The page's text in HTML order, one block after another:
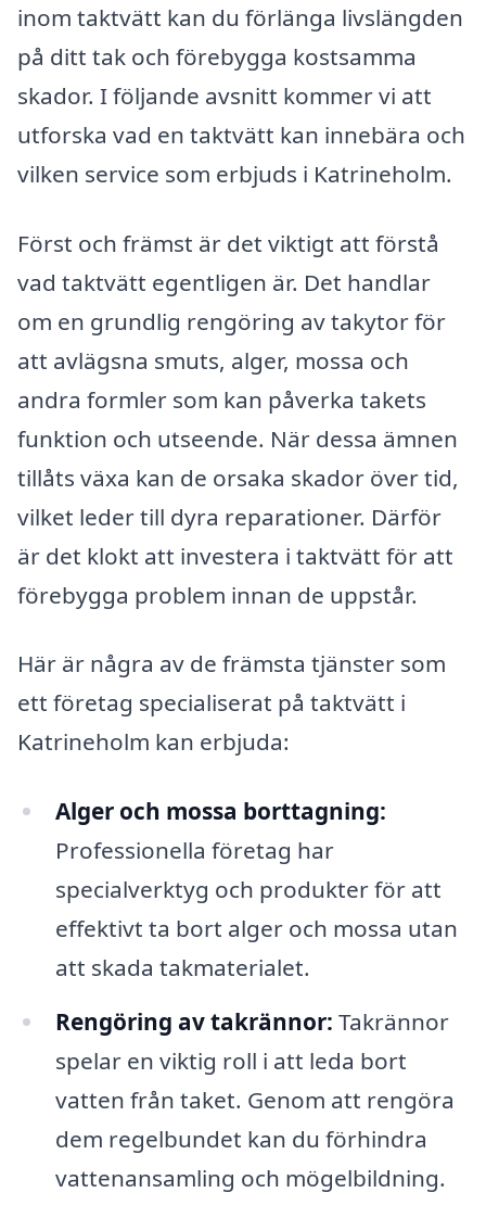
inom taktvätt kan du förlänga livslängden
på ditt tak och förebygga kostsamma
skador. I följande avsnitt kommer vi att
utforska vad en taktvätt kan innebära och
vilken service som erbjuds i Katrineholm.
Först och främst är det viktigt att förstå
vad taktvätt egentligen är. Det handlar
om en grundlig rengöring av takytor för
att avlägsna smuts, alger, mossa och
andra formler som kan påverka takets
funktion och utseende. När dessa ämnen
tillåts växa kan de orsaka skador över tid,
vilket leder till dyra reparationer. Därför
är det klokt att investera i taktvätt för att
förebygga problem innan de uppstår.
Här är några av de främsta tjänster som
ett företag specialiserat på taktvätt i
Katrineholm kan erbjuda:
Alger och mossa borttagning:
Professionella företag har
specialverktyg och produkter för att
effektivt ta bort alger och mossa utan
att skada takmaterialet.
Rengöring av takrännor: Takrännor
spelar en viktig roll i att leda bort
vatten från taket. Genom att rengöra
dem regelbundet kan du förhindra
vattenansamling och mögelbildning.